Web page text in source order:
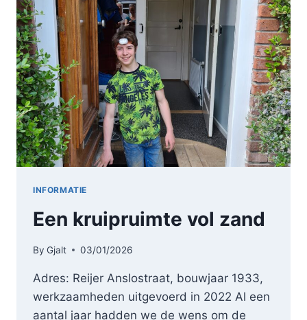
INFORMATIE
Een kruipruimte vol zand
By Gjalt 03/01/2026
Adres: Reijer Anslostraat, bouwjaar 1933,
werkzaamheden uitgevoerd in 2022 Al een
aantal jaar hadden we de wens om de